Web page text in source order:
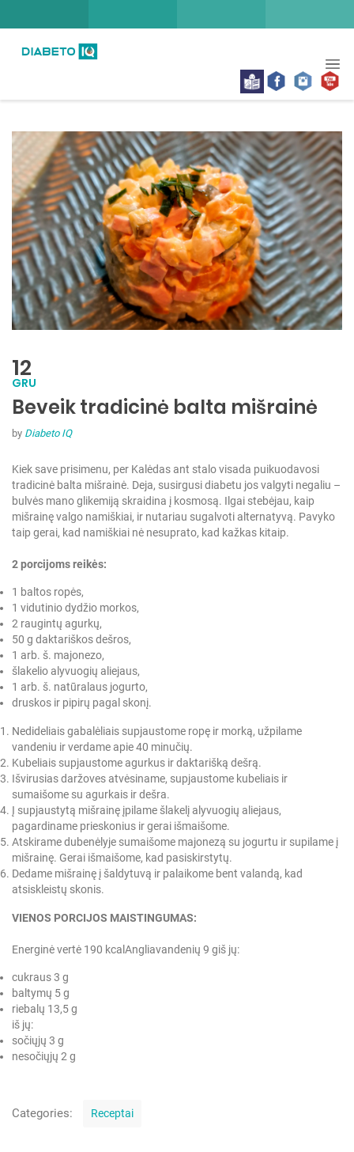
12
GRU
Beveik tradicinė balta mišrainė
by Diabeto IQ
Kiek save prisimenu, per Kalėdas ant stalo visada puikuodavosi
tradicinė balta mišrainė. Deja, susirgusi diabetu jos valgyti negaliu –
bulvės mano glikemiją skraidina į kosmosą. Ilgai stebėjau, kaip
mišrainę valgo namiškiai, ir nutariau sugalvoti alternatyvą. Pavyko
taip gerai, kad namiškiai nė nesuprato, kad kažkas kitaip.
2 porcijoms reikės:
1 baltos ropės,
1 vidutinio dydžio morkos,
2 raugintų agurkų,
50 g daktariškos dešros,
1 arb. š. majonezo,
šlakelio alyvuogių aliejaus,
1 arb. š. natūralaus jogurto,
druskos ir pipirų pagal skonį.
Nedideliais gabalėliais supjaustome ropę ir morką, užpilame
vandeniu ir verdame apie 40 minučių.
Kubeliais supjaustome agurkus ir daktarišką dešrą.
Išvirusias daržoves atvėsiname, supjaustome kubeliais ir
sumaišome su agurkais ir dešra.
Į supjaustytą mišrainę įpilame šlakelį alyvuogių aliejaus,
pagardiname prieskonius ir gerai išmaišome.
Atskirame dubenėlyje sumaišome majonezą su jogurtu ir supilame į
mišrainę. Gerai išmaišome, kad pasiskirstytų.
Dedame mišrainę į šaldytuvą ir palaikome bent valandą, kad
atsiskleistų skonis.
VIENOS PORCIJOS MAISTINGUMAS:
Energinė vertė 190 kcal Angliavandenių 9 giš jų:
cukraus 3 g
baltymų 5 g
riebalų 13,5 g
iš jų:
sočiųjų 3 g
nesočiųjų 2 g
Categories: Receptai